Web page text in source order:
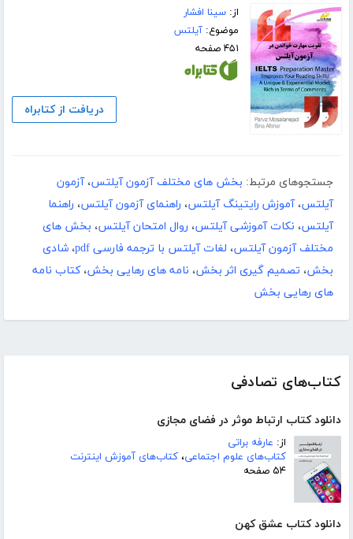
کتاب‌های تصادفی
دانلود کتاب ارتباط موثر در فضای مجازی
از: عارفه براتی
کتاب‌های علوم اجتماعی، کتاب‌های آموزش اینترنت
۵۴ صفحه
دانلود کتاب عشق کهن
از:سینا افشار
موضوع:آیلتس
۴۵۱ صفحه
دریافت از کتابراه
جستجوهای مرتبط: بخش های مختلف آزمون آیلتس،آزمون
آیلتس،آموزش رایتینگ آیلتس، راهنمای آزمون آیلتس، راهنما
آیلتس، نکات آموزشی آیلتس، روال امتحان آیلتس، بخش های
مختلف آزمون آیلتس، لغات آیلتس با ترجمه فارسی pdf ، شادی
بخش، تصمیم گیری اثر بخش، نامه های رهایی بخش،کتاب نامه
های رهایی بخش